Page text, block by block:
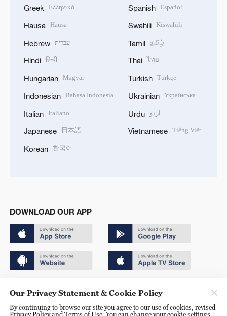
Greek Ελληνικά
Hausa Hausa
Hebrew עברית
Hindi हिन्दी
Hungarian Magyar
Indonesian Bahasa Indonesia
Italian Italiano
Japanese 日本語
Korean 한국어
Spanish Español
Swahili Kiswahili
Tamil தமிழ்
Thai ไทย
Turkish Türkçe
Ukrainian Українська
Urdu اردو
Vietnamese Tiếng Việt
DOWNLOAD OUR APP
京ICP备20000184号
Our Privacy Statement & Cookie Policy
By continuing to browse our site you agree to our use of cookies, revised
Privacy Policy and Terms of Use. You can change your cookie settings